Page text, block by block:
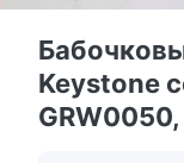
Keystone